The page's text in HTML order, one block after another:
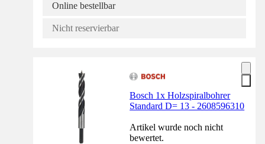
Online bestellbar
Nicht reservierbar
Bosch 1x Holzspiralbohrer
Standard D= 13 - 2608596310
Artikel wurde noch nicht
bewertet.